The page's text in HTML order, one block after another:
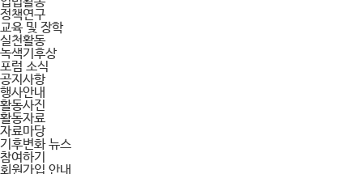
정책연구
교육 및 장학
실천활동
녹색기후상
포럼 소식
공지사항
행사안내
활동사진
활동자료
자료마당
기후변화 뉴스
참여하기
회원가입 안내